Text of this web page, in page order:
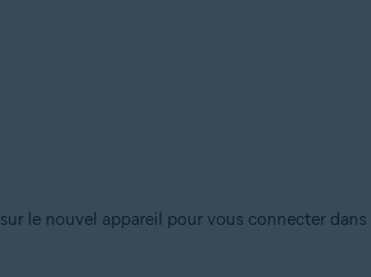
sur le nouvel appareil pour vous connecter